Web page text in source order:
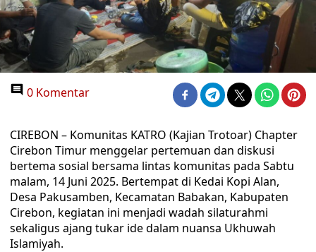
0 Komentar
CIREBON – Komunitas KATRO (Kajian Trotoar) Chapter
Cirebon Timur menggelar pertemuan dan diskusi
bertema sosial bersama lintas komunitas pada Sabtu
malam, 14 Juni 2025. Bertempat di Kedai Kopi Alan,
Desa Pakusamben, Kecamatan Babakan, Kabupaten
Cirebon, kegiatan ini menjadi wadah silaturahmi
sekaligus ajang tukar ide dalam nuansa Ukhuwah
Islamiyah.